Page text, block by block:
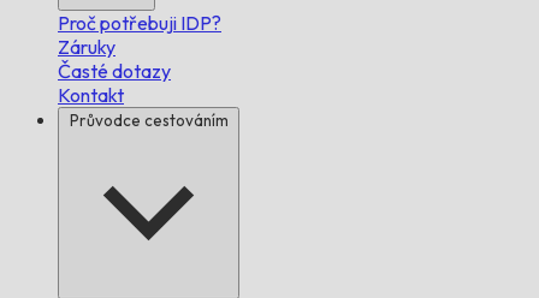
Proč potřebuji IDP?
Záruky
Časté dotazy
Kontakt
Průvodce cestováním